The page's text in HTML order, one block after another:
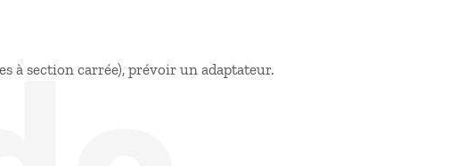
à section carrée), prévoir un adaptateur.